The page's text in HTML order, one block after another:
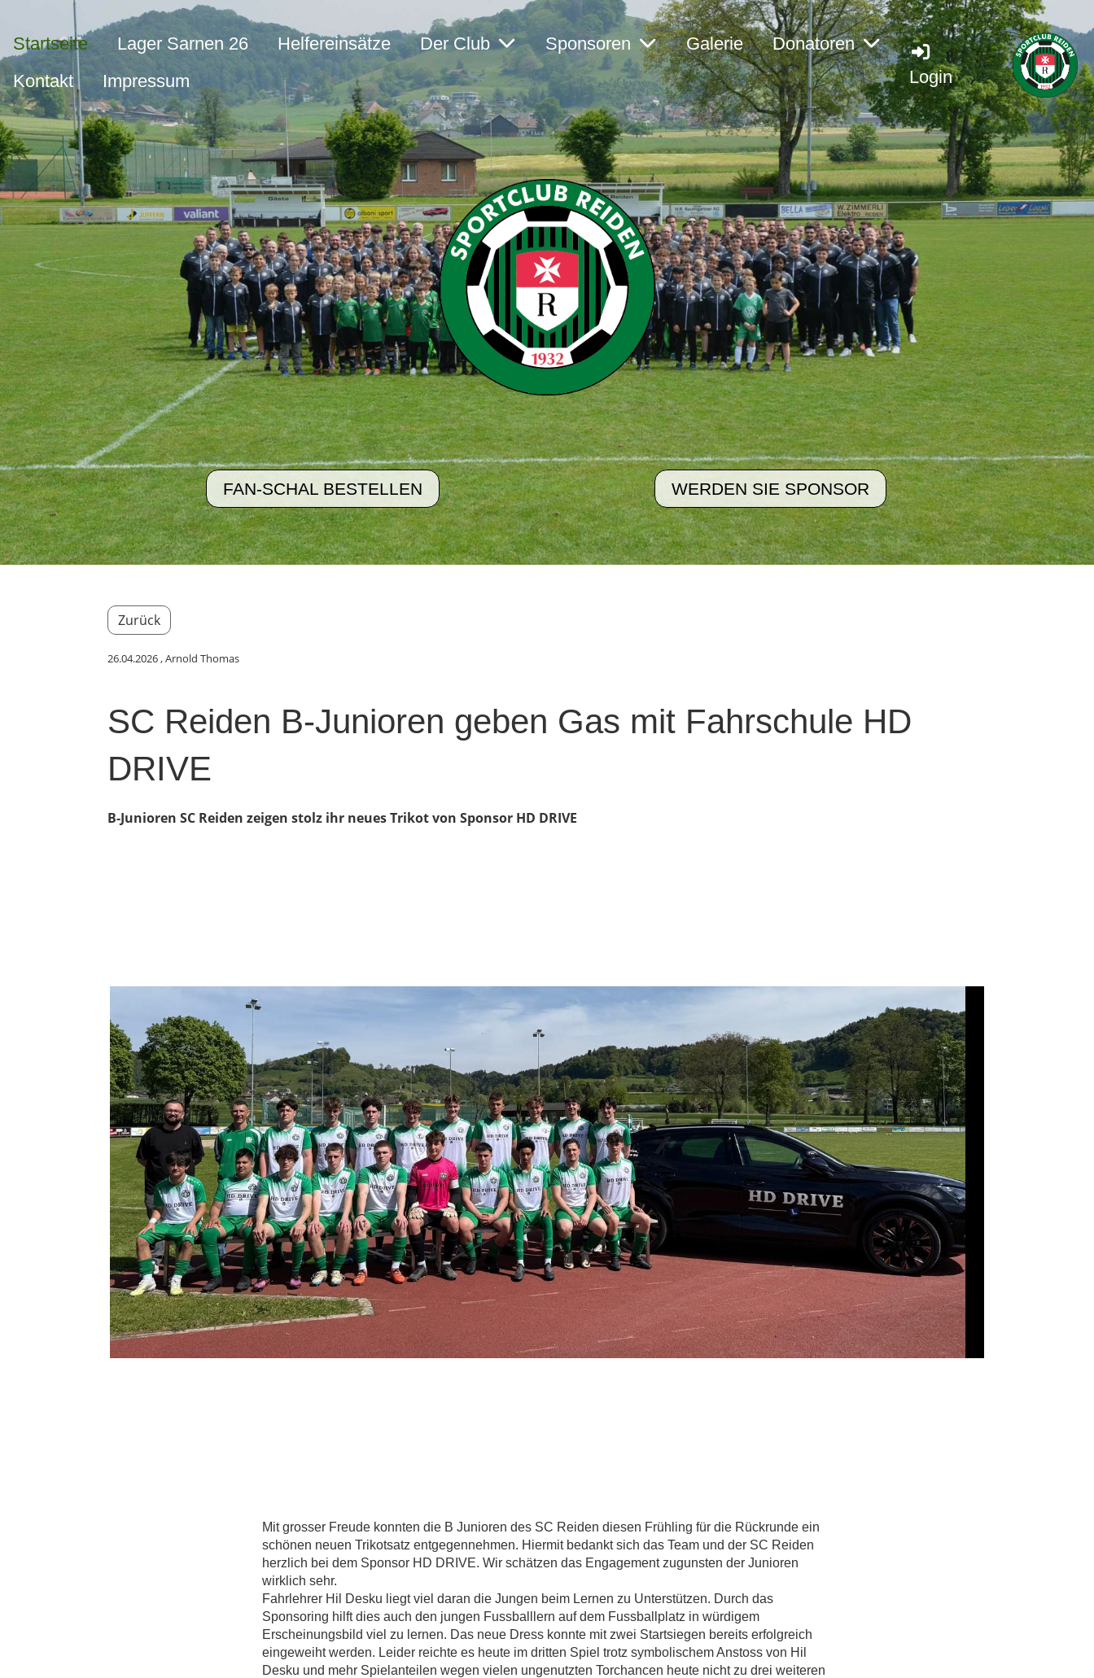
Startseite Lager Sarnen 26 Helfereinsätze Der Club Sponsoren Galerie
Donatoren
Kontakt
Impressum Login
FAN-SCHAL BESTELLEN WERDEN SIE SPONSOR
Zurück
26.04.2026, Arnold Thomas
SC Reiden B-Junioren geben Gas mit Fahrschule HD
DRIVE
B-Junioren SC Reiden zeigen stolz ihr neues Trikot von Sponsor HD DRIVE
Mit grosser Freude konnten die B Junioren des SC Reiden diesen Frühling für die Rückrunde ein
schönen neuen Trikotsatz entgegennehmen. Hiermit bedankt sich das Team und der SC Reiden
herzlich bei dem Sponsor HD DRIVE. Wir schätzen das Engagement zugunsten der Junioren
wirklich sehr.
Fahrlehrer Hil Desku liegt viel daran die Jungen beim Lernen zu Unterstützen. Durch das
Sponsoring hilft dies auch den jungen Fussballlern auf dem Fussballplatz in würdigem
Erscheinungsbild viel zu lernen. Das neue Dress konnte mit zwei Startsiegen bereits erfolgreich
eingeweiht werden. Leider reichte es heute im dritten Spiel trotz symbolischem Anstoss von Hil
Desku und mehr Spielanteilen wegen vielen ungenutzten Torchancen heute nicht zu drei weiteren